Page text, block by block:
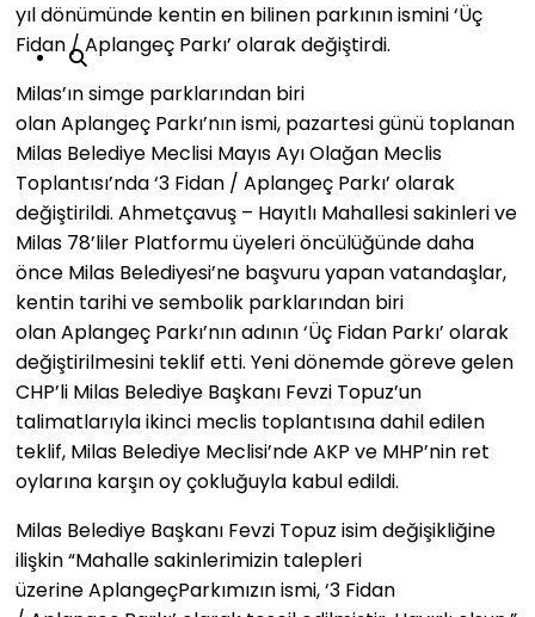
yıl dönümünde kentin en bilinen parkının ismini ‘Üç
Fidan / Aplangeç Parkı’ olarak değiştirdi.
Milas’ın simge parklarından biri
olan Aplangeç Parkı’nın ismi, pazartesi günü toplanan
Milas Belediye Meclisi Mayıs Ayı Olağan Meclis
Toplantısı’nda ‘3 Fidan / Aplangeç Parkı’ olarak
değiştirildi. Ahmetçavuş – Hayıtlı Mahallesi sakinleri ve
Milas 78’liler Platformu üyeleri öncülüğünde daha
önce Milas Belediyesi’ne başvuru yapan vatandaşlar,
kentin tarihi ve sembolik parklarından biri
olan Aplangeç Parkı’nın adının ‘Üç Fidan Parkı’ olarak
değiştirilmesini teklif etti. Yeni dönemde göreve gelen
CHP’li Milas Belediye Başkanı Fevzi Topuz’un
talimatlarıyla ikinci meclis toplantısına dahil edilen
teklif, Milas Belediye Meclisi’nde AKP ve MHP’nin ret
oylarına karşın oy çokluğuyla kabul edildi.
Milas Belediye Başkanı Fevzi Topuz isim değişikliğine
ilişkin “Mahalle sakinlerimizin talepleri
üzerine AplangeçParkımızın ismi, ‘3 Fidan